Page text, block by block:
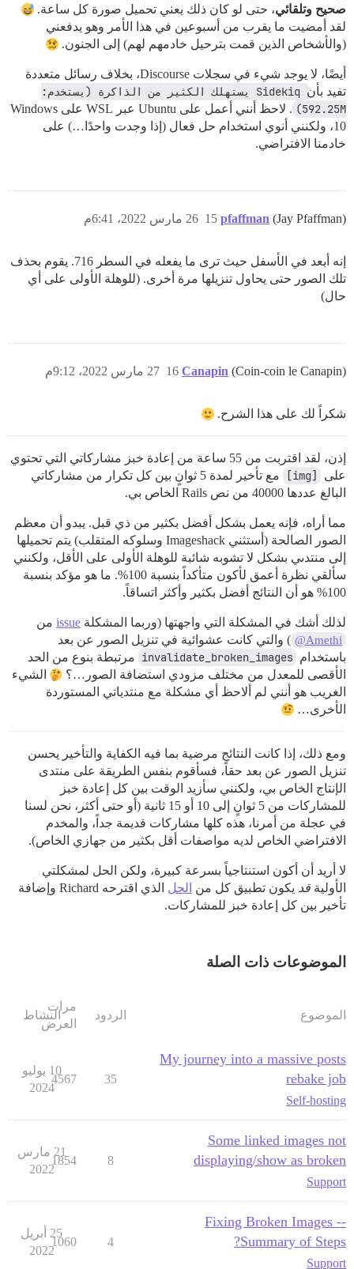
صحيح وتلقائي، حتى لو كان ذلك يعني تحميل صورة كل ساعة.
لقد أمضيت ما يقرب من أسبوعين في هذا الأمر وهو يدفعني
(والأشخاص الذين قمت بترحيل خادمهم لهم) إلى الجنون.
أيضًا، لا يوجد شيء في سجلات Discourse، بخلاف رسائل متعددة
تفيد بأن
592.25M)
. لاحظ أنني أعمل على Ubuntu عبر WSL على Windows
10، ولكنني أنوي استخدام حل فعال (إذا وجدت واحدًا…) على
خادمنا الافتراضي.
pfaffman (Jay Pfaffman) 26 مارس 2022، 6:41م 15
إنه أبعد في الأسفل حيث ترى ما يفعله في السطر 716. يقوم بحذف
تلك الصور حتى يحاول تنزيلها مرة أخرى. (للوهلة الأولى على أي
حال)
Canapin (Coin-coin le Canapin) 27 مارس 2022، 9:12م 16
شكراً لك على هذا الشرح.
إذن، لقد اقتربت من 55 ساعة من إعادة خبز مشاركاتي التي تحتوي
على
[img]
مع تأخير لمدة 5 ثوانٍ بين كل تكرار من مشاركاتي
البالغ عددها 40000 من نص Rails الخاص بي.
مما أراه، فإنه يعمل بشكل أفضل بكثير من ذي قبل. يبدو أن معظم
الصور الصالحة (أستثني Imageshack وسلوكه المتقلب) يتم تحميلها
إلى منتدىي بشكل لا تشوبه شائبة للوهلة الأولى على الأقل، ولكنني
سألقي نظرة أعمق لأكون متأكداً بنسبة 100%. ما هو مؤكد بنسبة
100% هو أن النتائج أفضل بكثير وأكثر اتساقاً.
لذلك أشك في المشكلة التي واجهتها (وربما المشكلة issue من
@Amethi ) والتي كانت عشوائية في تنزيل الصور عن بعد
باستخدام invalidate_broken_images مرتبطة بنوع من الحد
الأقصى للمعدل من مختلف مزودي استضافة الصور…؟
الشيء
الغريب هو أنني لم ألاحظ أي مشكلة مع منتدياتي المستوردة
الأخرى…
ومع ذلك، إذا كانت النتائج مرضية بما فيه الكفاية والتأخير يحسن
تنزيل الصور عن بعد حقاً، فسأقوم بنفس الطريقة على منتدى
الإنتاج الخاص بي، ولكنني سأزيد الوقت بين كل إعادة خبز
للمشاركات من 5 ثوانٍ إلى 10 أو 15 ثانية (أو حتى أكثر، نحن لسنا
في عجلة من أمرنا، هذه كلها مشاركات قديمة جداً، والمخدم
الافتراضي الخاص لديه مواصفات أقل بكثير من جهازي الخاص).
لا أريد أن أكون استنتاجياً بسرعة كبيرة، ولكن الحل لمشكلتي
الأولية قد يكون تطبيق كل من الحل
الذي اقترحه Richard وإضافة
تأخير بين كل إعادة خبز للمشاركات.
الموضوعات ذات الصلة
الموضوع الردود
مرات
العرض
النشاط
My journey into a massive posts
rebake job
Self-hosting
35
4567
10 يوليو
2024
Some linked images not
displaying/show as broken
Support
8
1854
21 مارس
2022
Fixing Broken Images --
Summary of Steps?
Support
4
1060
25 أبريل
2022